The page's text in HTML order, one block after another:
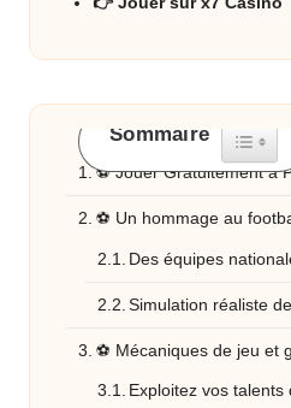
Sommaire
⚽ Jouer Gratuitement à
⚽ Un hommage au
Des équipes
Simulation réaliste
⚽ Mécaniques de jeu et
Exploitez vos talents